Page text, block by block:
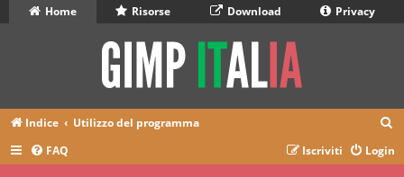
Home Risorse Download Privacy
Indice Utilizzo del programma
r
FAQ Login
Iscriviti